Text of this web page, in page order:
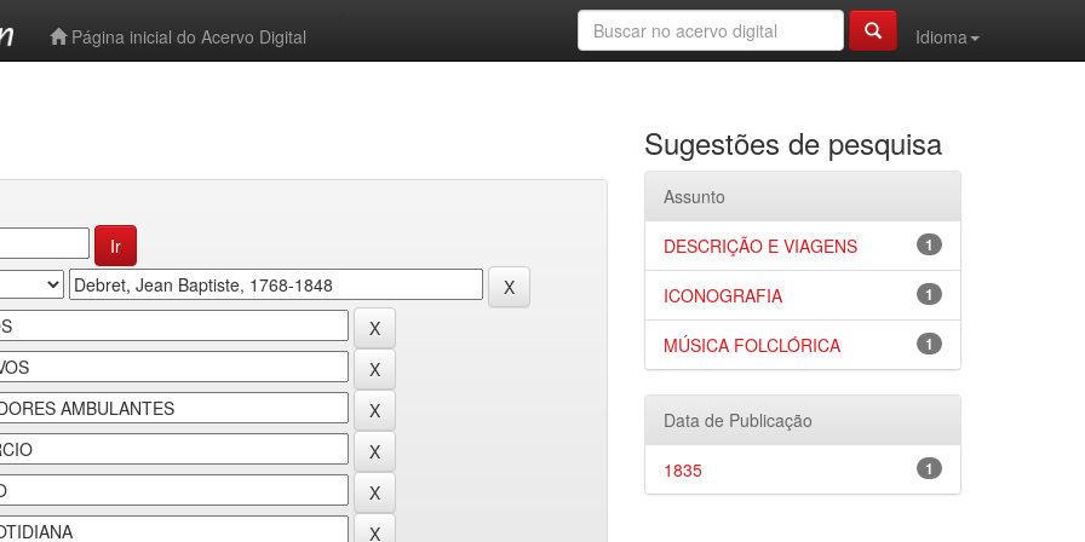
Página inicial do Acervo Digital
Idioma
Sugestões de pesquisa
Assunto
1
DESCRIÇÃO E VIAGENS
1
ICONOGRAFIA
1
MÚSICA FOLCLÓRICA
Data de Publicação
1
1835